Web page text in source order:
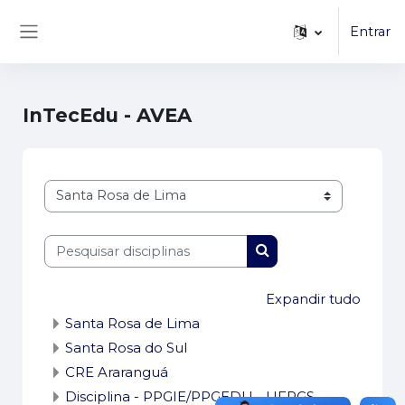
Ir para o conteúdo principal
Entrar
InTecEdu - AVEA
Categorias de disciplinas
Pesquisar disciplinas
Pesquisar disciplinas
Expandir tudo
Santa Rosa de Lima
Santa Rosa do Sul
CRE Araranguá
Disciplina - PPGIE/PPGEDU - UFRGS